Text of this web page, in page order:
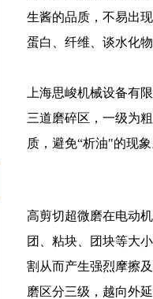
生酱的品质，不易出
蛋白、纤维、谈水化
上海思峻机械设备有
三道磨碎区，一级为
质，避免“析油"的现
高剪切超微磨在电动
团、粘块、团块等大
割从而产生强烈摩擦
磨区分三级，越向外